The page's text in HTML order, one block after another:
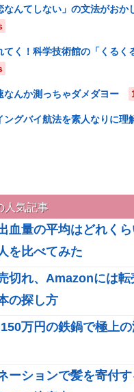
なんてしない」の文法がおか
てく！科学技術館の「くるく
なんか測っちゃダメダヨー
ングバイ航法を素人なりに理
人気記事
血量の平均はどれく
を比べてみた
切れ、Amazonには
の探し方
万円の鉄鍋で極上
ーションで髪を寄付